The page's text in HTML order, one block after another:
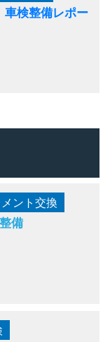
検整備レポー
ント交換
備